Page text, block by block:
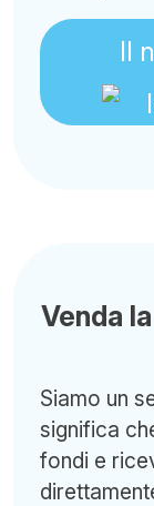
Il
Venda
Siamo un
significa
fondi e